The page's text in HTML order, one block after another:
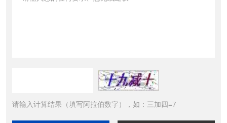
请输入计算结果（填写阿拉伯数字），如：三加四=7